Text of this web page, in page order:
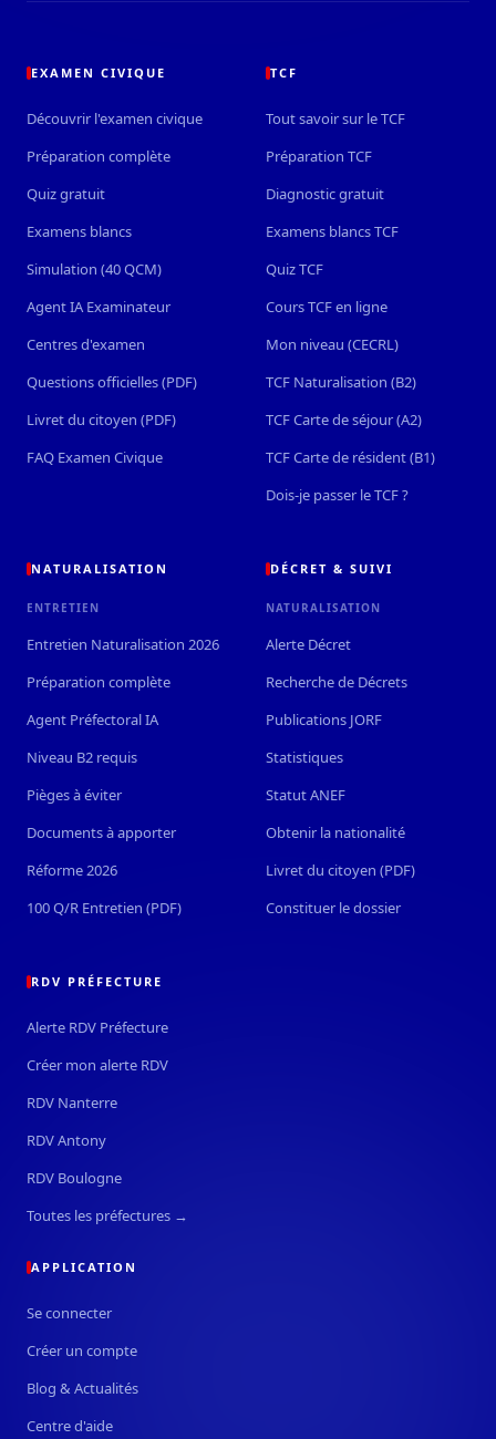
EXAMEN CIVIQUE
Découvrir l'examen civique
Préparation complète
Quiz gratuit
Examens blancs
Simulation (40 QCM)
Agent IA Examinateur
Centres d'examen
Questions officielles (PDF)
Livret du citoyen (PDF)
FAQ Examen Civique
TCF
Tout savoir sur le TCF
Préparation TCF
Diagnostic gratuit
Examens blancs TCF
Quiz TCF
Cours TCF en ligne
Mon niveau (CECRL)
TCF Naturalisation (B2)
TCF Carte de séjour (A2)
TCF Carte de résident (B1)
Dois-je passer le TCF ?
NATURALISATION
ENTRETIEN
Entretien Naturalisation 2026
Préparation complète
Agent Préfectoral IA
Niveau B2 requis
Pièges à éviter
Documents à apporter
Réforme 2026
100 Q/R Entretien (PDF)
DÉCRET & SUIVI
NATURALISATION
Alerte Décret
Recherche de Décrets
Publications JORF
Statistiques
Statut ANEF
Obtenir la nationalité
Livret du citoyen (PDF)
Constituer le dossier
RDV PRÉFECTURE
Alerte RDV Préfecture
Créer mon alerte RDV
RDV Nanterre
RDV Antony
RDV Boulogne
Toutes les préfectures →
APPLICATION
Se connecter
Créer un compte
Blog & Actualités
Centre d'aide